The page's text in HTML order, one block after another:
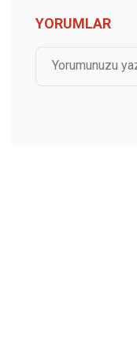
YORUMLAR